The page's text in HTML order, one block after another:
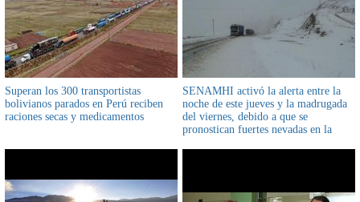
Superan los 300 transportistas
bolivianos parados en Perú reciben
raciones secas y medicamentos
SENAMHI activó la alerta entre la
noche de este jueves y la madrugada
del viernes, debido a que se
pronostican fuertes nevadas en la